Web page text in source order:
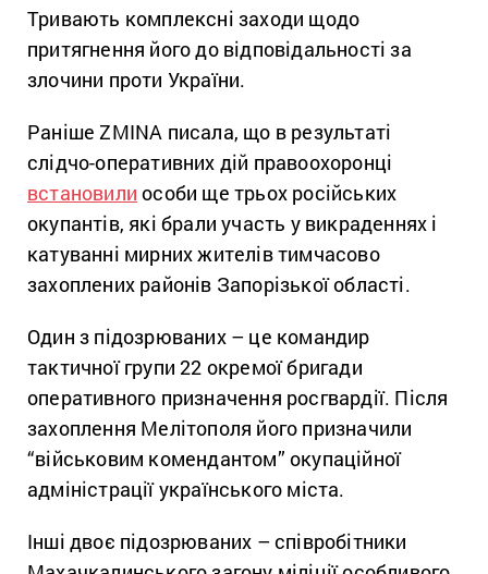
Тривають комплексні заходи щодо
притягнення його до відповідальності за
злочини проти України.
Раніше ZMINA писала, що в результаті
слідчо-оперативних дій правоохоронці
встановили особи ще трьох російських
окупантів, які брали участь у викраденнях і
катуванні мирних жителів тимчасово
захоплених районів Запорізької області.
Один з підозрюваних – це командир
тактичної групи 22 окремої бригади
оперативного призначення росгвардії. Після
захоплення Мелітополя його призначили
“військовим комендантом” окупаційної
адміністрації українського міста.
Інші двоє підозрюваних – співробітники